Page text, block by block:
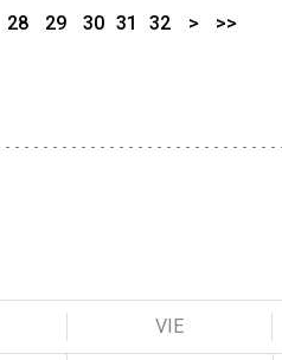
28 29 30 31 32 > >>
VIE